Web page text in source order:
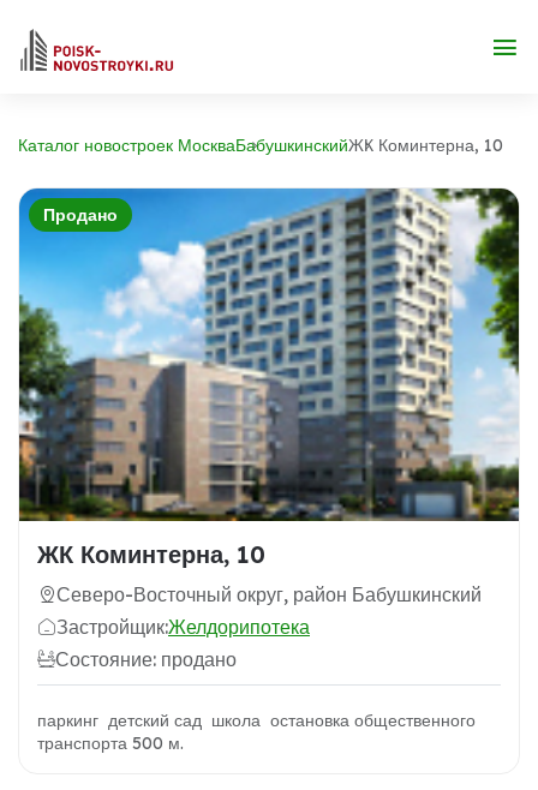
Каталог новостроек МоскваБабушкинскийЖК Коминтерна, 10
Продано
ЖК Коминтерна, 10
Северо-Восточный округ, район Бабушкинский
Застройщик:Желдорипотека
Состояние: продано
паркинг детский сад школа остановка общественного
транспорта 500 м.